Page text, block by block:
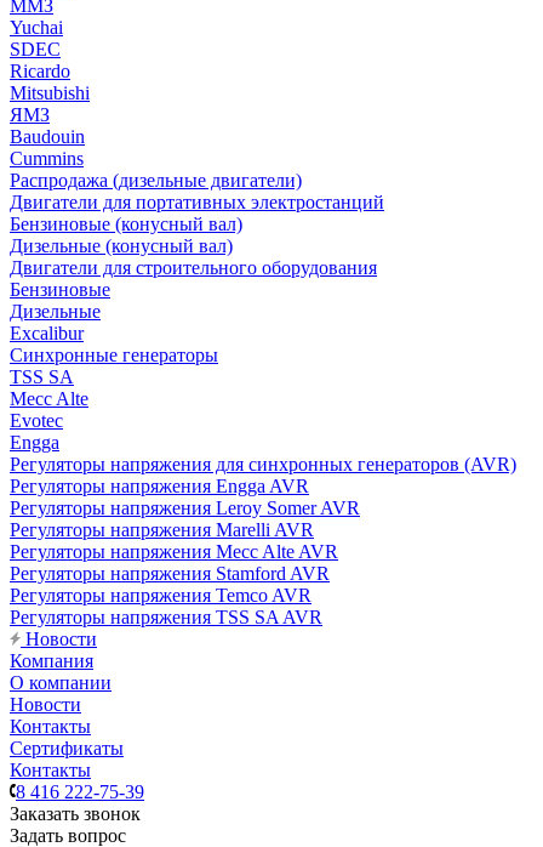
ММЗ
Yuchai
SDEC
Ricardo
Mitsubishi
ЯМЗ
Baudouin
Cummins
Распродажа (дизельные двигатели)
Двигатели для портативных электростанций
Бензиновые (конусный вал)
Дизельные (конусный вал)
Двигатели для строительного оборудования
Бензиновые
Дизельные
Excalibur
Синхронные генераторы
TSS SA
Mecc Alte
Evotec
Engga
Регуляторы напряжения для синхронных генераторов (AVR)
Регуляторы напряжения Engga AVR
Регуляторы напряжения Leroy Somer AVR
Регуляторы напряжения Marelli AVR
Регуляторы напряжения Mecc Alte AVR
Регуляторы напряжения Stamford AVR
Регуляторы напряжения Temco AVR
Регуляторы напряжения TSS SA AVR
Новости
Компания
О компании
Новости
Контакты
Сертификаты
Контакты
8 416 222-75-39
Заказать звонок
Задать вопрос